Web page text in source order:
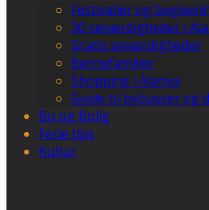
Festivaller og
30 seværdigheder i
Gratis seværdigheder
Børnefamilier
Shopping i Alanya
Guide til bybusser og
Bo og Bolig
Ferie tips
Kultur